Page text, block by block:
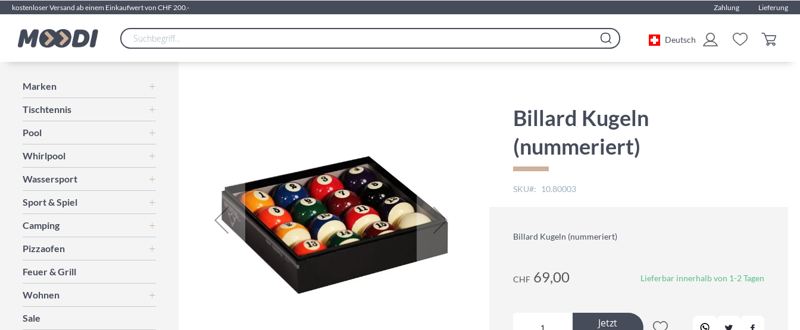
kostenloser Versand ab einem Einkaufwert von CHF 200.- Zahlung Lieferung
Search
Deutsch
Billard Kugeln
(nummeriert)
SKU 10.80003
Billard Kugeln (nummeriert)
CHF 69,00 Lieferbar innerhalb von 1-2 Tagen
Jetzt
Marken
Tischtennis
Pool
Whirlpool
Wassersport
Sport & Spiel
Camping
Pizzaofen
Feuer & Grill
Wohnen
Sale